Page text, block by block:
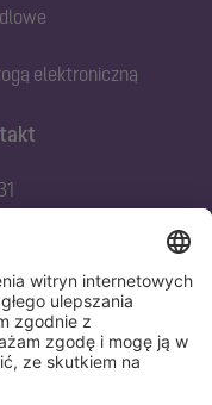
elektroniczną